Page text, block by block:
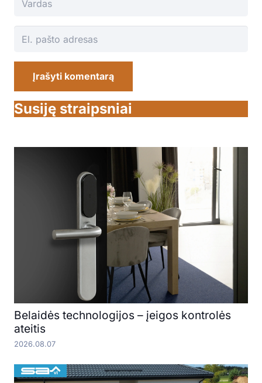
Įrašyti komentarą
Susiję straipsniai
Belaidės technologijos – įeigos kontrolės
ateitis
2026.08.07